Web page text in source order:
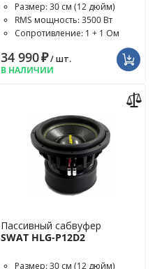
Размер: 30 см (12 дюйм)
RMS мощность: 3500 Вт
Сопротивление: 1 + 1 Ом
34 990₽/ шт.
В НАЛИЧИИ
Пассивный сабвуфер
SWAT HLG-P12D2
Размер: 30 см (12 дюйм)